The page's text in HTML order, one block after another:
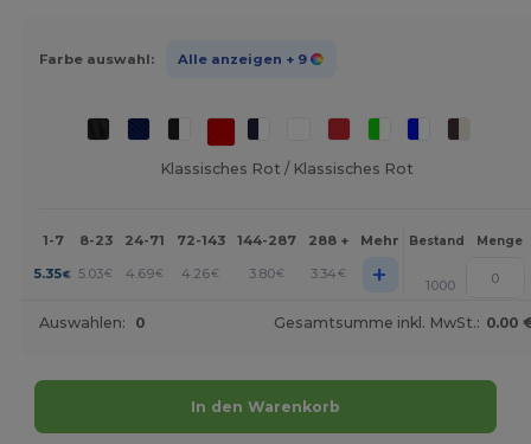
Farbe auswahl: Alle anzeigen + 9
Klassisches Rot / Klassisches Rot
1-7 8-23 24-71 72-143 144-287 288 + Mehr Bestand Menge
5.35€ 5.03€ 4.69€ 4.26€ 3.80€ 3.34€ + 1000
Auswahlen: 0 Gesamtsumme inkl. MwSt.: 0.00
In den Warenkorb